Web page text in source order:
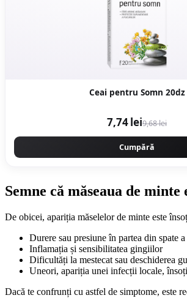
Ceai pentru Somn 20dz
7,74 lei9,68 lei
Cumpără
Semne că măseaua de minte
De obicei, apariția măselelor de minte este
Durere sau presiune în partea din spate
Inflamația și sensibilitatea gingiilor
Dificultăți la mestecat sau deschiderea
Uneori, apariția unei infecții locale,
Dacă te confrunți cu astfel de simptome, este